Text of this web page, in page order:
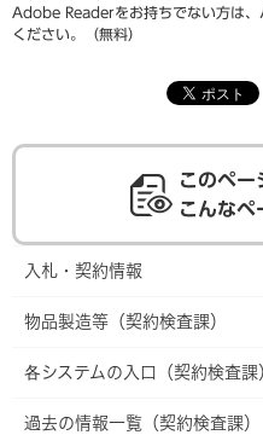
Adobe Readerをお持ちでない方は、
ください。（無料）
このペー
こんなペ
入札・契約情報
物品製造等（契約検査課）
各システムの入口（契約検査課
過去の情報一覧（契約検査課）